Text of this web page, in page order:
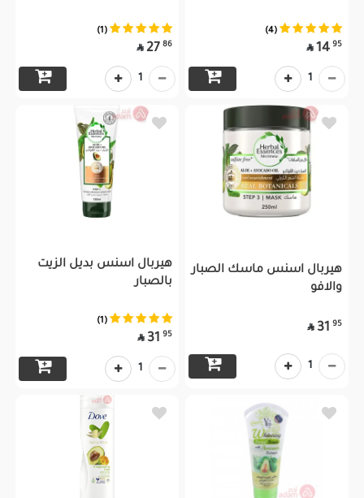
(4)
95
14

1
(1)
86
27

1
هيربال اسنس ماسك الصبار
والافو
95
31

1
هيربال اسنس بديل الزيت
بالصبار
(1)
95
31

1